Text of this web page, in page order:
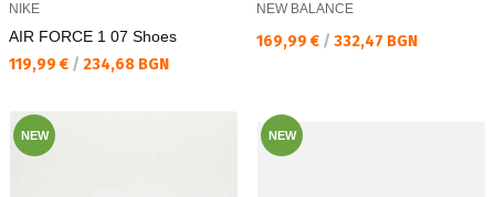
NIKE
AIR FORCE 1 07 Shoes
Текуща цена:
119,99 € / 234,68 BGN
NEW BALANCE
Текуща цена:
169,99 € / 332,47 BGN
NEW NEW